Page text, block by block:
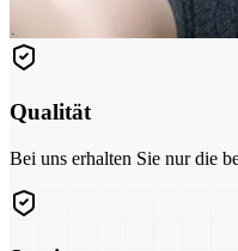
Qualität
Bei uns erhalten Sie nur die